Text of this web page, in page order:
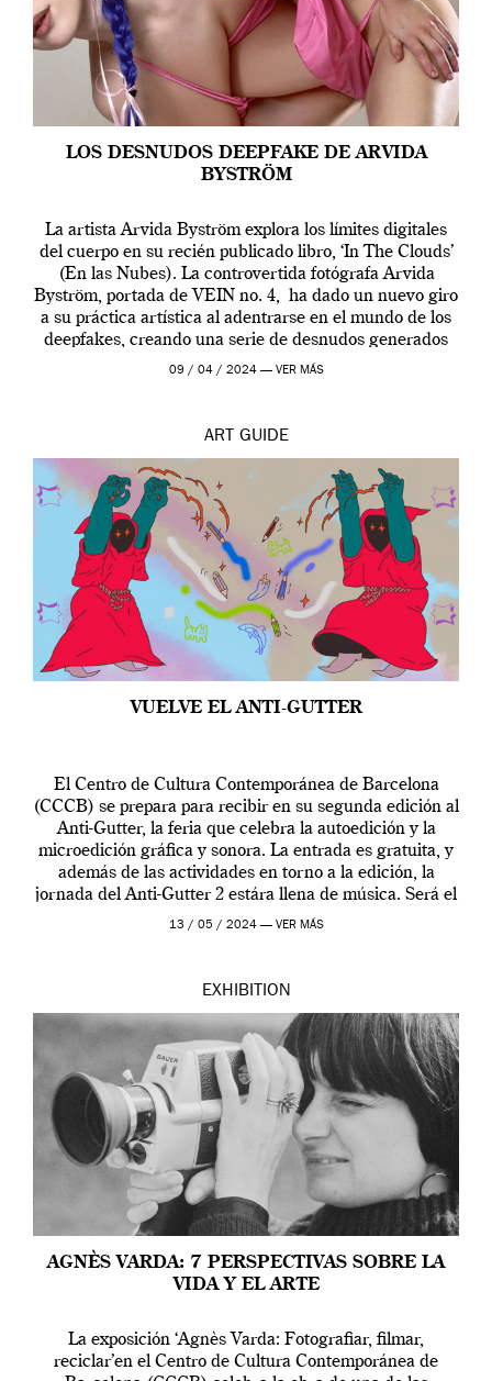
LOS DESNUDOS DEEPFAKE DE ARVIDA
BYSTRÖM
La artista Arvida Byström explora los límites digitales
del cuerpo en su recién publicado libro, ‘In The Clouds’
(En las Nubes). La controvertida fotógrafa Arvida
Byström, portada de VEIN no. 4, ha dado un nuevo giro
a su práctica artística al adentrarse en el mundo de los
deepfakes, creando una serie de desnudos generados
por […]
09 / 04 / 2024 — VER MÁS
ART GUIDE
VUELVE EL ANTI-GUTTER
El Centro de Cultura Contemporánea de Barcelona
(CCCB) se prepara para recibir en su segunda edición al
Anti-Gutter, la feria que celebra la autoedición y la
microedición gráfica y sonora. La entrada es gratuita, y
además de las actividades en torno a la edición, la
jornada del Anti-Gutter 2 estára llena de música. Será el
[…]
13 / 05 / 2024 — VER MÁS
EXHIBITION
AGNÈS VARDA: 7 PERSPECTIVAS SOBRE LA
VIDA Y EL ARTE
La exposición ‘Agnès Varda: Fotografiar, filmar,
reciclar’en el Centro de Cultura Contemporánea de